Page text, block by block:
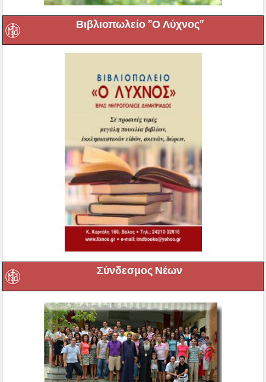
Βιβλιοπωλείο ”Ο Λύχνος”
Σύνδεσμος Νέων